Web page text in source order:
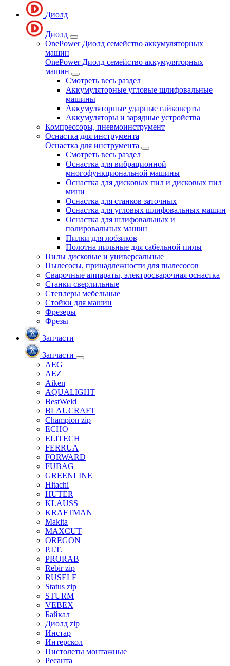
Диолд
Диолд
OnePower Диолд семейство аккумуляторных
машин
OnePower Диолд семейство аккумуляторных
машин
Смотреть весь раздел
Аккумуляторные угловые шлифовальные
машины
Аккумуляторные ударные гайковерты
Аккумуляторы и зарядные устройства
Компрессоры, пневмоинструмент
Оснастка для инструмента
Оснастка для инструмента
Смотреть весь раздел
Оснастка для вибрационной
многофункциональной машины
Оснастка для дисковых пил и дисковых пил
мини
Оснастка для станков заточных
Оснастка для угловых шлифовальных машин
Оснастка для шлифовальных и
полировальных машин
Пилки для лобзиков
Полотна пильные для сабельной пилы
Пилы дисковые и универсальные
Пылесосы, принадлежности для пылесосов
Сварочные аппараты, электросварочная оснастка
Станки сверлильные
Степлеры мебельные
Стойки для машин
Фрезеры
Фрезы
Запчасти
Запчасти
AEG
AEZ
Aiken
AQUALIGHT
BestWeld
BLAUCRAFT
Champion zip
ECHO
ELITECH
FERRUA
FORWARD
FUBAG
GREENLINE
Hitachi
HUTER
KLAUSS
KRAFTMAN
Makita
MAXCUT
OREGON
P.I.T.
PRORAB
Rebir zip
RUSELF
Status zip
STURM
VEBEX
Байкал
Диолд zip
Инстар
Интерскол
Пистолеты монтажные
Ресанта